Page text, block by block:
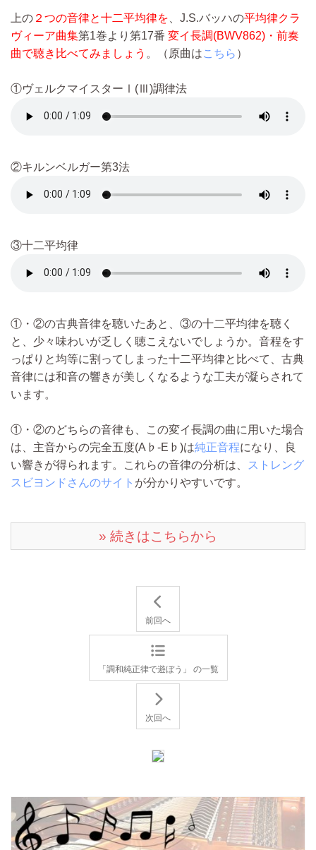
上の ２つの音律と十二平均律を 、J.S.バッハの平均律クラ
ヴィーア曲集第1巻より第17番 変イ長調(BWV862)・前奏
曲で聴き比べてみましょう 。（原曲はこちら ）
①ヴェルクマイスターⅠ(Ⅲ)調律法
②キルンベルガー第3法
③十二平均律
①・②の古典音律を聴いたあと、③の十二平均律を聴く
と、少々味わいが乏しく聴こえないでしょうか。音程をす
っぱりと均等に割ってしまった十二平均律と比べて、古典
音律には和音の響きが美しくなるような工夫が凝らされて
います。
①・②のどちらの音律も、この変イ長調の曲に用いた場合
は、主音からの完全五度(A♭-E♭)は純正音程になり、良
い響きが得られます。これらの音律の分析は、
ストレング
スビヨンドさんのサイト が分かりやすいです。
» 続きはこちらから
前回へ
「調和純正律で遊ぼう」 の一覧
次回へ